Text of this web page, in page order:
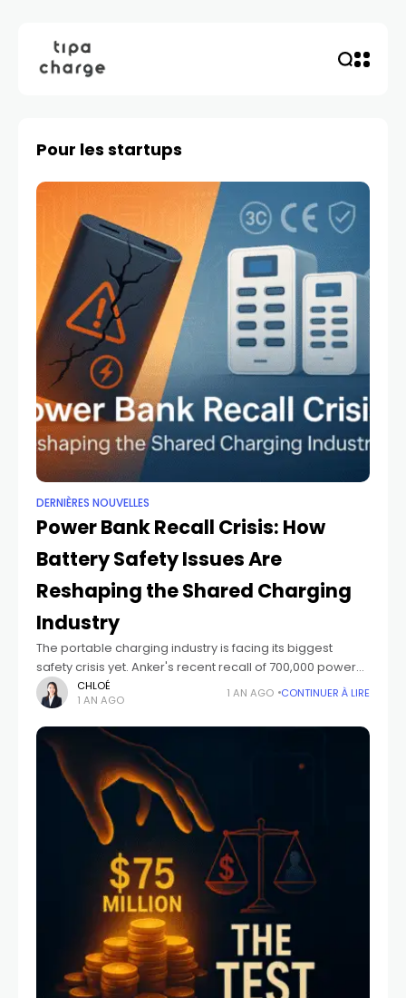
Pour les startups
DERNIÈRES NOUVELLES
Power Bank Recall Crisis: How
Battery Safety Issues Are
Reshaping the Shared Charging
Industry
The portable charging industry is facing its biggest
safety crisis yet. Anker's recent recall of 700,000 power
banks has sent shockwaves through the market, raising
serious questions about battery safety
CHLOÉ
1 AN AGO
1 AN AGO CONTINUER À LIRE